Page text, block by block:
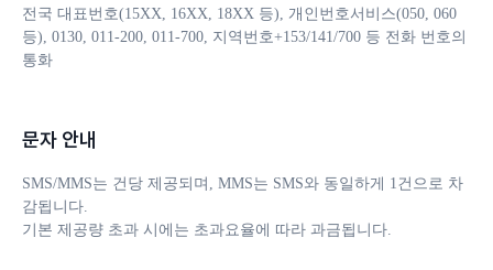
전국 대표번호(15XX, 16XX, 18XX 등), 개인번호서비스(050, 060
등), 0130, 011-200, 011-700, 지역번호+153/141/700 등 전화 번호의
통화
문자 안내
SMS/MMS는 건당 제공되며, MMS는 SMS와 동일하게 1건으로 차
감됩니다.
기본 제공량 초과 시에는 초과요율에 따라 과금됩니다.